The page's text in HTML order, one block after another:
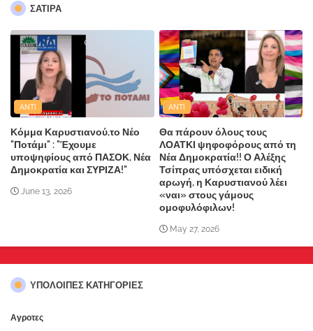
ΣΑΤΙΡΑ
ANTI
Κόμμα Καρυστιανού,το Νέο
"Ποτάμι" : "Έχουμε
υποψηφίους από ΠΑΣΟΚ, Νέα
Δημοκρατία και ΣΥΡΙΖΑ!"
June 13, 2026
ANTI
Θα πάρουν όλους τους
ΛΟΑΤΚΙ ψηφοφόρους από τη
Νέα Δημοκρατία!! Ο Αλέξης
Τσίπρας υπόσχεται ειδική
αρωγή, η Καρυστιανού λέει
«ναι» στους γάμους
ομοφυλόφιλων!
May 27, 2026
ΥΠΌΛΟΙΠΕΣ ΚΑΤΗΓΟΡΊΕΣ
Αγροτες